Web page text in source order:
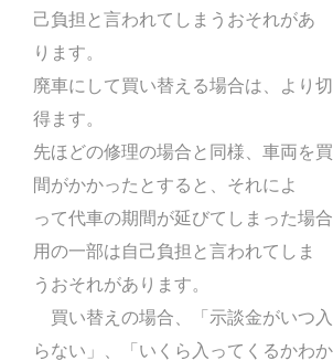
己負担と言われてしまうおそれがあ
ります。
廃車にして買い替える場合は、より
得ます。
先ほどの修理の場合と同様、車両を
間がかかったとすると、それによ
って代車の期間が延びてしまった場
用の一部は自己負担と言われてしま
うおそれがあります。
買い替えの場合、「示談金がいつ
らない」、「いくら入ってくるかわか